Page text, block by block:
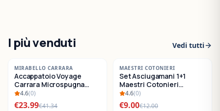
I più venduti Vedi tutti
-42%
SALDI
MIRABELLO CARRARA
Accappatoio Voyage
Carrara Microspugna
Cotone
4.6(0)
€23.99€41.34
-25%
SALDI
MAESTRI COTONIERI
Set Asciugamani 1+1
Maestri Cotonieri
Eternity Spugna di
Cotone
4.6(0)
€9.00€12.00